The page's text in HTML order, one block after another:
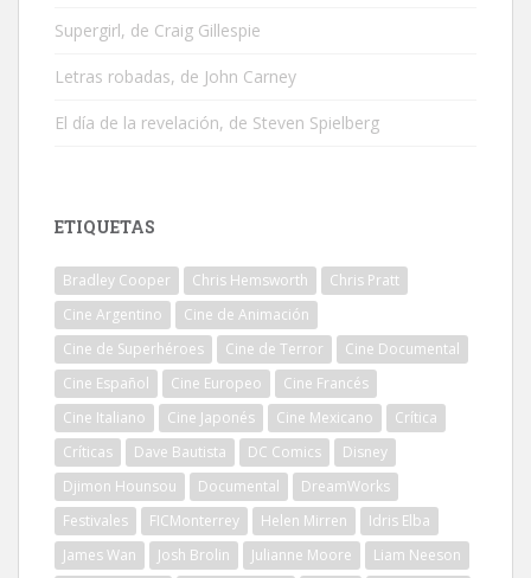
Supergirl, de Craig Gillespie
Letras robadas, de John Carney
El día de la revelación, de Steven Spielberg
ETIQUETAS
Bradley Cooper Chris Hemsworth
Chris Pratt
Cine Argentino
Cine de Animación
Cine de Superhéroes
Cine de Terror
Cine Documental
Cine Español
Cine Europeo
Cine Francés
Cine Italiano
Cine Japonés Cine Mexicano
Crítica
Críticas
Dave Bautista DC Comics
Disney
Djimon Hounsou
Documental
DreamWorks
Festivales
FICMonterrey Helen Mirren
Idris Elba
James Wan
Josh Brolin Julianne Moore
Liam Neeson